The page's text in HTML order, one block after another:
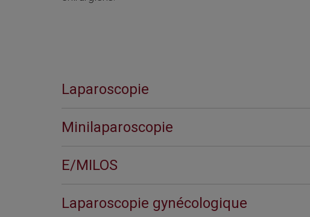
Laparoscopie
Minilaparoscopie
E/MILOS
Laparoscopie gynécologique